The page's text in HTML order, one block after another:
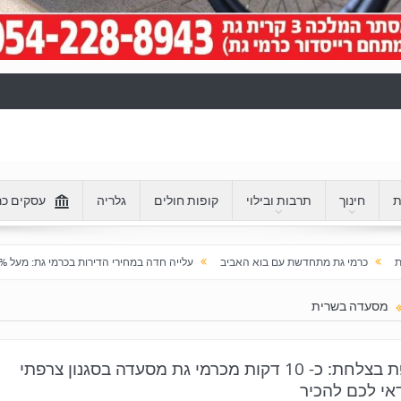
חינוך תרבות ובילוי קופות חולים גלריה עסקים
עם בוא האביב עלייה חדה במחירי הדירות בכרמי גת: מעל 100% בעשור האחרון
מסעדה בשרית
צרפת בצלחת: כ- 10 דקות מכרמי גת מסעדה בסגנון צרפתי
לכם להכיר